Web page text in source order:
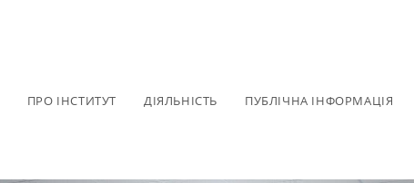
ПРО ІНСТИТУТ ДІЯЛЬНІСТЬ ПУБЛІЧНА ІНФОРМАЦІЯ